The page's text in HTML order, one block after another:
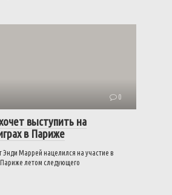
0
выступить на
в Париже
Энди Маррей нацелился на участие в
летом следующего